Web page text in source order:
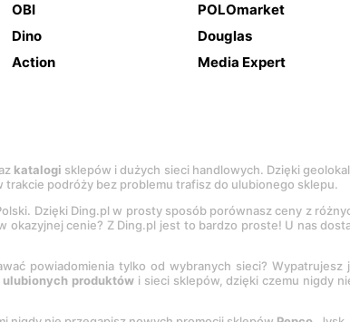
OBI
POLOmarket
Dino
Douglas
Action
Media Expert
katalogi sklepów i dużych sieci handlowych. Dzięki
podróży bez problemu trafisz do ulubionego sklepu.
Dzięki Ding.pl w prosty sposób porównasz ceny z
okazyjnej cenie? Z Ding.pl jest to bardzo proste! U nas
powiadomienia tylko od wybranych sieci? Wypatrujesz
ulubionych produktów i sieci sklepów, dzięki czemu nigdy